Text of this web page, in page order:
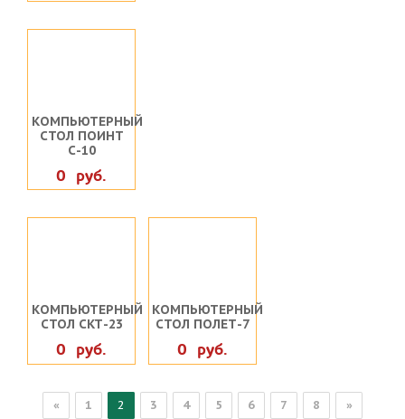
КОМПЬЮТЕРНЫЙ
СТОЛ ПОИНТ
С-10
0 руб.
КОМПЬЮТЕРНЫЙ
СТОЛ СКТ-23
0 руб.
КОМПЬЮТЕРНЫЙ
СТОЛ ПОЛЕТ-7
0 руб.
« 1 2 3 4 5 6 7 8 »